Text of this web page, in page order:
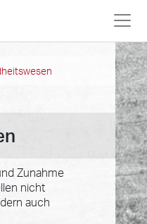
Zunahme
nicht
auch